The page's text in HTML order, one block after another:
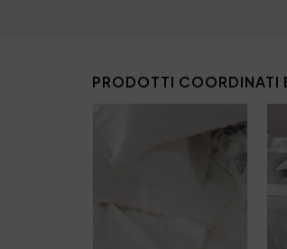
PRODOTTI COORDINATI